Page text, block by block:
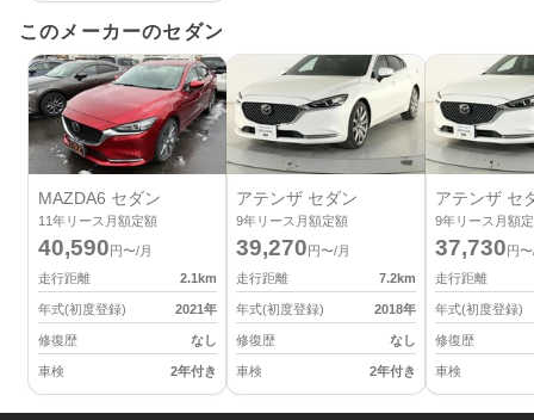
このメーカーのセダン
MAZDA6 セダン
11年リース月額定額
40,590円〜/月
走行距離
2.1km
年式(初度登録) 2021年
修復歴 なし
車検 2年付き
アテンザ セダン
9年リース月額定額
39,270円〜/月
走行距離
7.2km
年式(初度登録) 2018年
修復歴 なし
車検 2年付き
アテンザ セ
9年リース月額
37,730円
走行距離
年式(初度登録)
修復歴
車検